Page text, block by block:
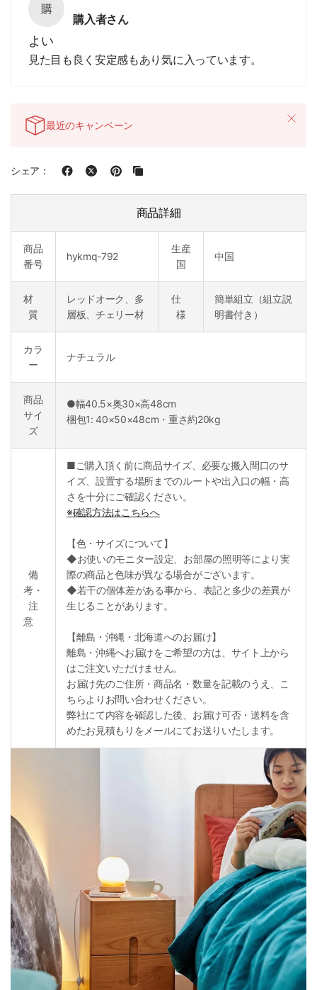
購
購入者さん
よい
見た目も良く安定感もあり気に入っています。
最近のキャンペーン
シェア：
商品詳細
商品
番号
hykmq-792
生産
国
中国
材
質
レッドオーク、多
層板、チェリー材
仕
様
簡単組立（組立説
明書付き）
カラ
ー
ナチュラル
商品
サイ
ズ
●幅40.5×奥30×高48cm
梱包1: 40×50×48cm・重さ約20kg
備
考・
注
意
■ご購入頂く前に商品サイズ、必要な搬入間口のサ
イズ、設置する場所までのルートや出入口の幅・高
さを十分にご確認ください。
※確認方法はこちらへ
【色・サイズについて】
◆お使いのモニター設定、お部屋の照明等により実
際の商品と色味が異なる場合がございます。
◆若干の個体差がある事から、表記と多少の差異が
生じることがあります。
【離島・沖縄・北海道へのお届け】
離島・沖縄へお届けをご希望の方は、サイト上から
はご注文いただけません。
お届け先のご住所・商品名・数量を記載のうえ、こ
ちらよりお問い合わせください。
弊社にて内容を確認した後、お届け可否・送料を含
めたお見積もりをメールにてお送りいたします。